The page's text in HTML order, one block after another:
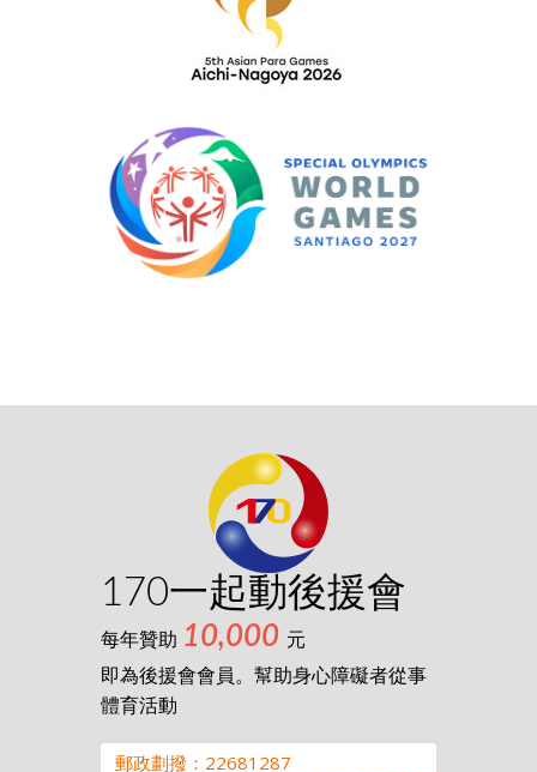
170一起動後援會
每年贊助 10,000 元
即為後援會會員。幫助身心障礙者從事
體育活動
郵政劃撥：22681287